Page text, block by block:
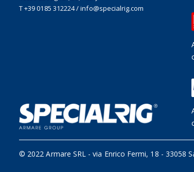
T +39 0185 312224/info@specialrig.com
© 2022 Armare SRL -via Enrico Fermi, 18 - 33058